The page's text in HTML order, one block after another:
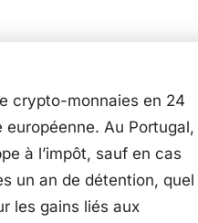
crypto-monnaies en 24
Au Portugal,
à l’impôt, sauf en cas
un an de détention, quel
les gains liés aux